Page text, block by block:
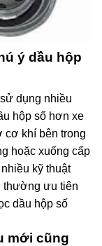
ý dầu hộp
dụng nhiều
hộp số hơn xe
cơ khí bên trong
hoặc xuống cấp
kỹ thuật
thường ưu tiên
dầu hộp số
mới cũng